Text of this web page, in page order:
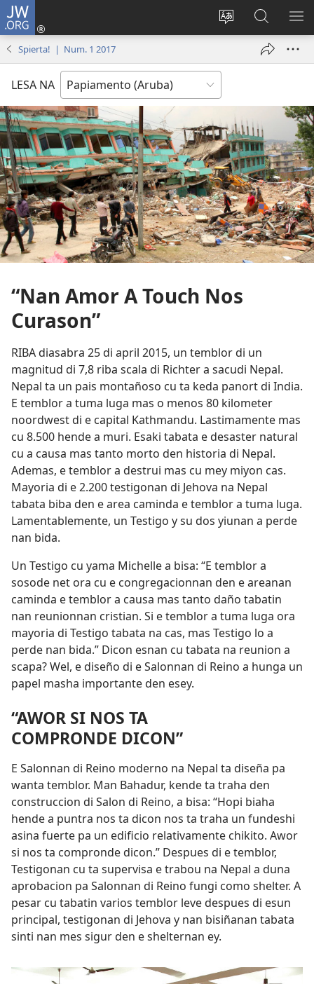
JW.ORG
Cambia
Log
window)
Busca
Riba
JW.ORG
Spierta! | Num. 1 2017
LESA NA
“Nan Amor A Touch Nos
Curason”
RIBA diasabra 25 di april 2015, un temblor di un
magnitud di 7,8 riba scala di Richter a sacudi Nepal.
Nepal ta un pais montañoso cu ta keda panort di India.
E temblor a tuma luga mas o menos 80 kilometer
noordwest di e capital Kathmandu. Lastimamente mas
cu 8.500 hende a muri. Esaki tabata e desaster natural
cu a causa mas tanto morto den historia di Nepal.
Ademas, e temblor a destrui mas cu mey miyon cas.
Mayoria di e 2.200 testigonan di Jehova na Nepal
tabata biba den e area caminda e temblor a tuma luga.
Lamentablemente, un Testigo y su dos yiunan a perde
nan bida.
Un Testigo cu yama Michelle a bisa: “E temblor a
sosode net ora cu e congregacionnan den e areanan
caminda e temblor a causa mas tanto daño tabatin
nan reunionnan cristian. Si e temblor a tuma luga ora
mayoria di Testigo tabata na cas, mas Testigo lo a
perde nan bida.” Dicon esnan cu tabata na reunion a
scapa? Wel, e diseño di e Salonnan di Reino a hunga un
papel masha importante den esey.
“AWOR SI NOS TA
COMPRONDE DICON”
E Salonnan di Reino moderno na Nepal ta diseña pa
wanta temblor. Man Bahadur, kende ta traha den
construccion di Salon di Reino, a bisa: “Hopi biaha
hende a puntra nos ta dicon nos ta traha un fundeshi
asina fuerte pa un edificio relativamente chikito. Awor
si nos ta compronde dicon.” Despues di e temblor,
Testigonan cu ta supervisa e trabou na Nepal a duna
aprobacion pa Salonnan di Reino fungi como shelter. A
pesar cu tabatin varios temblor leve despues di esun
principal, testigonan di Jehova y nan bisiñanan tabata
sinti nan mes sigur den e shelternan ey.